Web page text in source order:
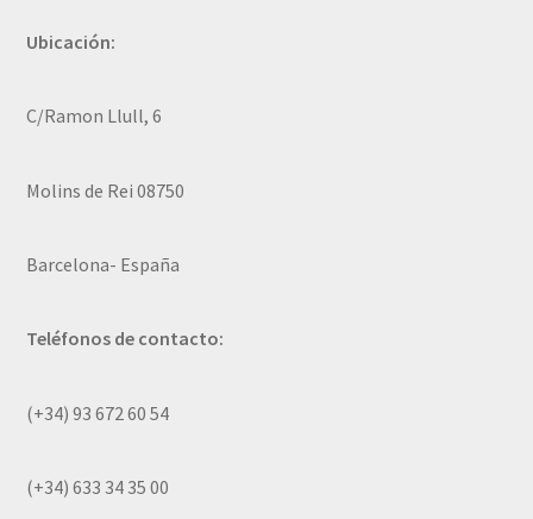
Ubicación:
C/Ramon Llull, 6
Molins de Rei 08750
Barcelona- España
Teléfonos de contacto:
(+34) 93 672 60 54
(+34) 633 34 35 00